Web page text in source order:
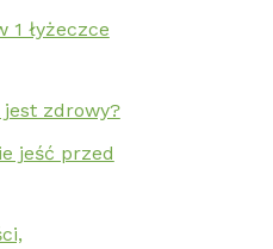
1 łyżeczce
jest zdrowy?
jeść przed